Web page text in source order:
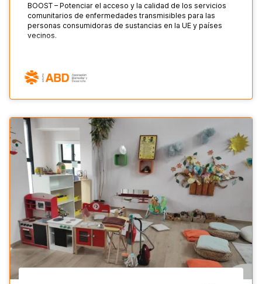
BOOST – Potenciar el acceso y la calidad de los servicios
comunitarios de enfermedades transmisibles para las
personas consumidoras de sustancias en la UE y países
vecinos.